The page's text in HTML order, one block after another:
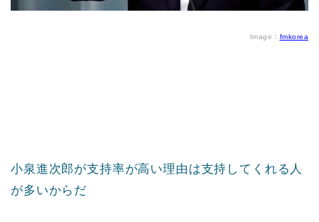
Image： fmkorea
小泉進次郎が支持率が高い理由は支持してくれる人
が多いからだ